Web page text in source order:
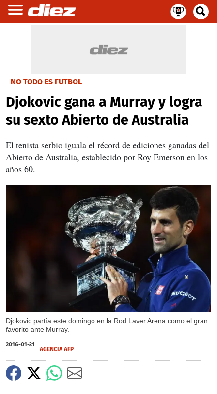
NO TODO ES FUTBOL
Djokovic gana a Murray y logra
su sexto Abierto de Australia
El tenista serbio iguala el récord de ediciones ganadas del
Abierto de Australia, establecido por Roy Emerson en los
años 60.
Djokovic partía este domingo en la Rod Laver Arena como el gran
favorito ante Murray.
X
X
2016-01-31
AGENCIA AFP